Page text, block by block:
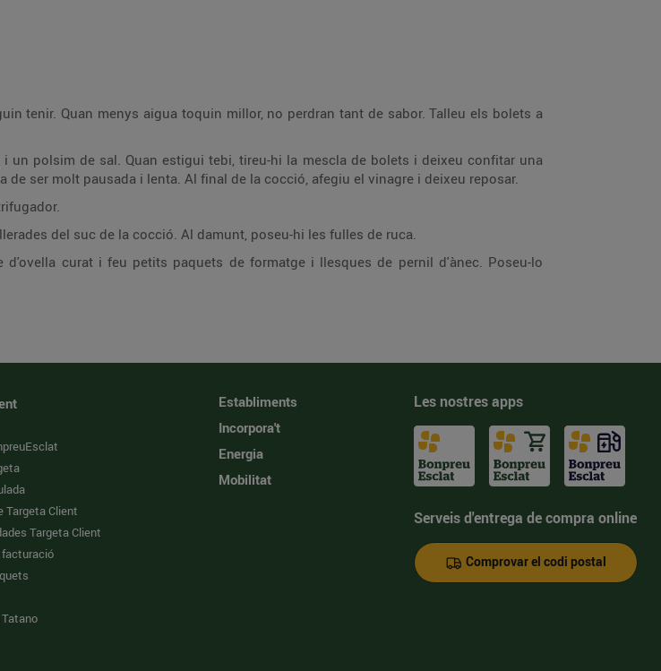
tenir. Quan menys aigua toquin millor, no perdran tant de sabor. Talleu els bolets a
un polsim de sal. Quan estigui tebi, tireu-hi la mescla de bolets i deixeu confitar una
ser molt pausada i lenta. Al final de la cocció, afegiu el vinagre i deixeu reposar.
del suc de la cocció. Al damunt, poseu-hi les fulles de ruca.
curat i feu petits paquets de formatge i llesques de pernil d'ànec. Poseu-lo
Targeta Client
Targeta Client
facturació
Establiments
Incorpora't
Energia
Mobilitat
Les nostres apps
Serveis d'entrega de compra online
Comprovar el codi postal